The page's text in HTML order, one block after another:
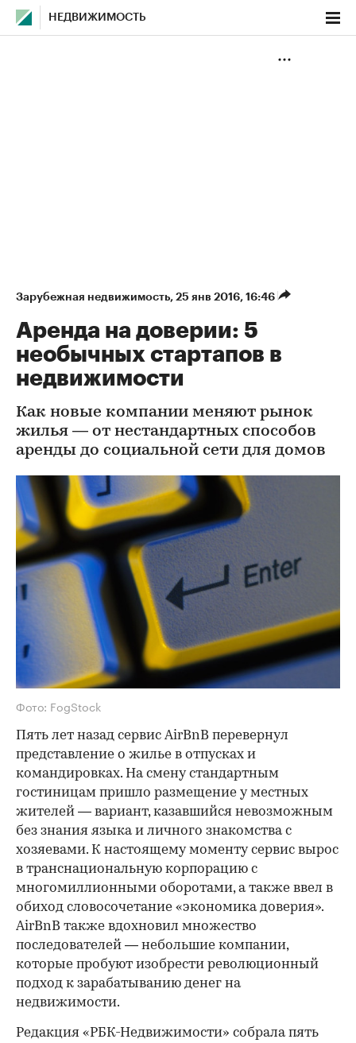
НЕДВИЖИМОСТЬ
Зарубежная недвижимость⁠, 25 янв 2016, 16:46
Аренда на доверии: 5
необычных стартапов в
недвижимости
Как новые компании меняют рынок
жилья — от нестандартных способов
аренды до социальной сети для домов
Фото: FogStock
Пять лет назад сервис AirBnB перевернул
представление о жилье в отпусках и
командировках. На смену стандартным
гостиницам пришло размещение у местных
жителей — вариант, казавшийся невозможным
без знания языка и личного знакомства с
хозяевами. К настоящему моменту сервис вырос
в транснациональную корпорацию с
многомиллионными оборотами, а также ввел в
обиход словосочетание «экономика доверия».
AirBnB также вдохновил множество
последователей — небольшие компании,
которые пробуют изобрести революционный
подход к зарабатыванию денег на
недвижимости.
Редакция «РБК-Недвижимости» собрала пять